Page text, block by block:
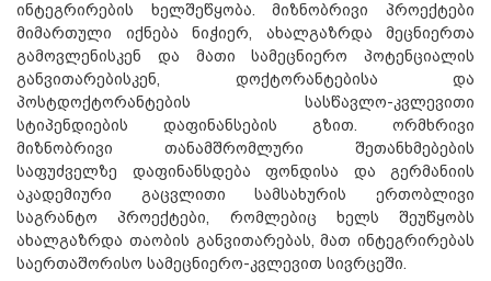
ინტეგრირების ხელშეწყობა. მიზნობრივი პროექტები
მიმართული იქნება ნიჭიერ, ახალგაზრდა მეცნიერთა
გამოვლენისკენ და მათი სამეცნიერო პოტენციალის
განვითარებისკენ, დოქტორანტებისა და
პოსტდოქტორანტების სასწავლო-კვლევითი
სტიპენდიების დაფინანსების გზით. ორმხრივი
მიზნობრივი თანამშრომლური შეთანხმებების
საფუძველზე დაფინანსდება ფონდისა და გერმანიის
აკადემიური გაცვლითი სამსახურის ერთობლივი
საგრანტო პროექტები, რომლებიც ხელს შეუწყობს
ახალგაზრდა თაობის განვითარებას, მათ ინტეგრირებას
საერთაშორისო სამეცნიერო-კვლევით სივრცეში.